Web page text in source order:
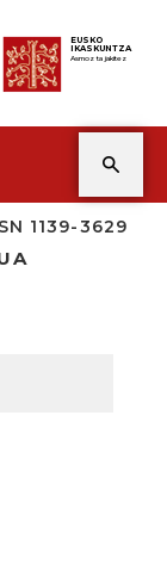
EUSKO
IKASKUNTZA
Asmoz ta jakitez
1139-3629